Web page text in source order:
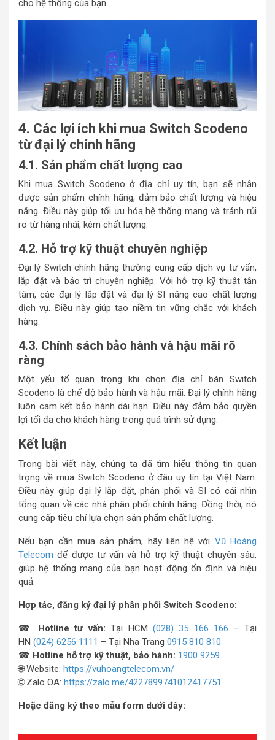
cho hệ thống của bạn.
4. Các lợi ích khi mua Switch Scodeno
từ đại lý chính hãng
4.1. Sản phẩm chất lượng cao
Khi mua Switch Scodeno ở địa chỉ uy tín, bạn sẽ nhận
được sản phẩm chính hãng, đảm bảo chất lượng và hiệu
năng. Điều này giúp tối ưu hóa hệ thống mạng và tránh rủi
ro từ hàng nhái, kém chất lượng.
4.2. Hỗ trợ kỹ thuật chuyên nghiệp
Đại lý Switch chính hãng thường cung cấp dịch vụ tư vấn,
lắp đặt và bảo trì chuyên nghiệp. Với hỗ trợ kỹ thuật tận
tâm, các đại lý lắp đặt và đại lý SI nâng cao chất lượng
dịch vụ. Điều này giúp tạo niềm tin vững chắc với khách
hàng.
4.3. Chính sách bảo hành và hậu mãi rõ
ràng
Một yếu tố quan trọng khi chọn địa chỉ bán Switch
Scodeno là chế độ bảo hành và hậu mãi. Đại lý chính hãng
luôn cam kết bảo hành dài hạn. Điều này đảm bảo quyền
lợi tối đa cho khách hàng trong quá trình sử dụng.
Kết luận
Trong bài viết này, chúng ta đã tìm hiểu thông tin quan
trọng về mua Switch Scodeno ở đâu uy tín tại Việt Nam.
Điều này giúp đại lý lắp đặt, phân phối và SI có cái nhìn
tổng quan về các nhà phân phối chính hãng. Đồng thời, nó
cung cấp tiêu chí lựa chọn sản phẩm chất lượng.
Nếu bạn cần mua sản phẩm, hãy liên hệ với Vũ Hoàng
Telecom để được tư vấn và hỗ trợ kỹ thuật chuyên sâu,
giúp hệ thống mạng của bạn hoạt động ổn định và hiệu
quả.
Hợp tác, đăng ký đại lý phân phối Switch Scodeno:
☎ Hotline tư vấn: Tại HCM (028) 35 166 166 – Tại
HN (024) 6256 1111 – Tại Nha Trang 0915 810 810
☎ Hotline hỗ trợ kỹ thuật, bảo hành: 1900 9259
🌐 Website: https://vuhoangtelecom.vn/
🌐 Zalo OA: https://zalo.me/4227899741012417751
Hoặc đăng ký theo mẫu form dưới đây: